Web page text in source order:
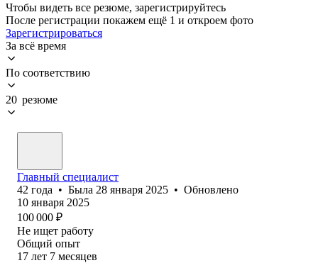
Чтобы видеть все резюме, зарегистрируйтесь
После регистрации покажем ещё 1 и откроем фото
Зарегистрироваться
За всё время
По соответствию
20 резюме
Главный специалист
42 года • Была 28 января 2025 • Обновлено
10 января 2025
100 000 ₽
Не ищет работу
Общий опыт
17 лет 7 месяцев